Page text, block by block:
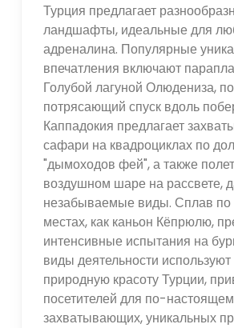
Турция предлагает
ландшафты, идеальные для
адреналина. Популярные
впечатления включают
Голубой лагуной Олюдениза,
потрясающий спуск вдоль
Каппадокия предлагает
сафари на квадроциклах по
"дымоходов фей", а также
воздушном шаре на рассвете,
незабываемые виды. Сплав по
местах, как каньон Кёпрюлю,
интенсивные испытания на
виды деятельности
природную красоту Турции,
посетителей для по-
захватывающих, уникальных